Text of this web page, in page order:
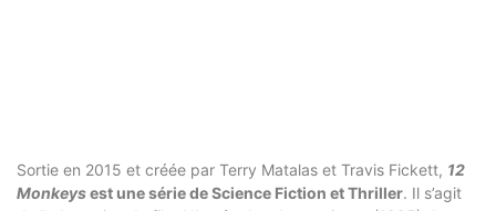
Sortie en 2015 et créée par Terry Matalas et Travis Fickett, 12
Monkeysest une série de Science Fiction et Thriller. Il s’agit